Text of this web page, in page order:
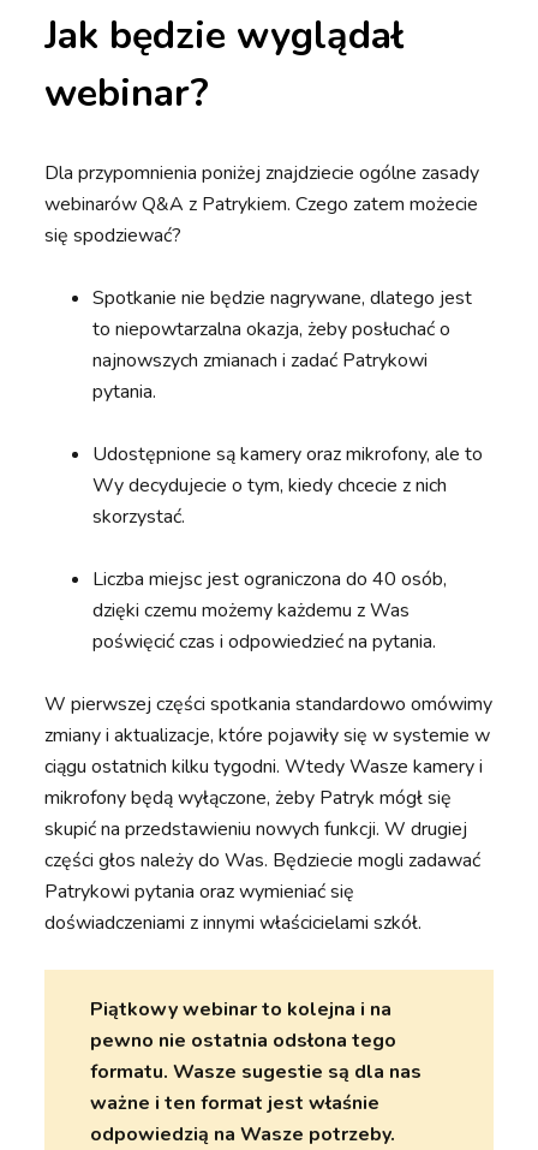
Jak będzie wyglądał
webinar?
Dla przypomnienia poniżej znajdziecie ogólne zasady
webinarów Q&A z Patrykiem. Czego zatem możecie
się spodziewać?
Spotkanie nie będzie nagrywane, dlatego jest
to niepowtarzalna okazja, żeby posłuchać o
najnowszych zmianach i zadać Patrykowi
pytania.
Udostępnione są kamery oraz mikrofony, ale to
Wy decydujecie o tym, kiedy chcecie z nich
skorzystać.
Liczba miejsc jest ograniczona do 40 osób,
dzięki czemu możemy każdemu z Was
poświęcić czas i odpowiedzieć na pytania.
W pierwszej części spotkania standardowo omówimy
zmiany i aktualizacje, które pojawiły się w systemie w
ciągu ostatnich kilku tygodni. Wtedy Wasze kamery i
mikrofony będą wyłączone, żeby Patryk mógł się
skupić na przedstawieniu nowych funkcji. W drugiej
części głos należy do Was. Będziecie mogli zadawać
Patrykowi pytania oraz wymieniać się
doświadczeniami z innymi właścicielami szkół.
Piątkowy webinar to kolejna i na
pewno nie ostatnia odsłona tego
formatu. Wasze sugestie są dla nas
ważne i ten format jest właśnie
odpowiedzią na Wasze potrzeby.